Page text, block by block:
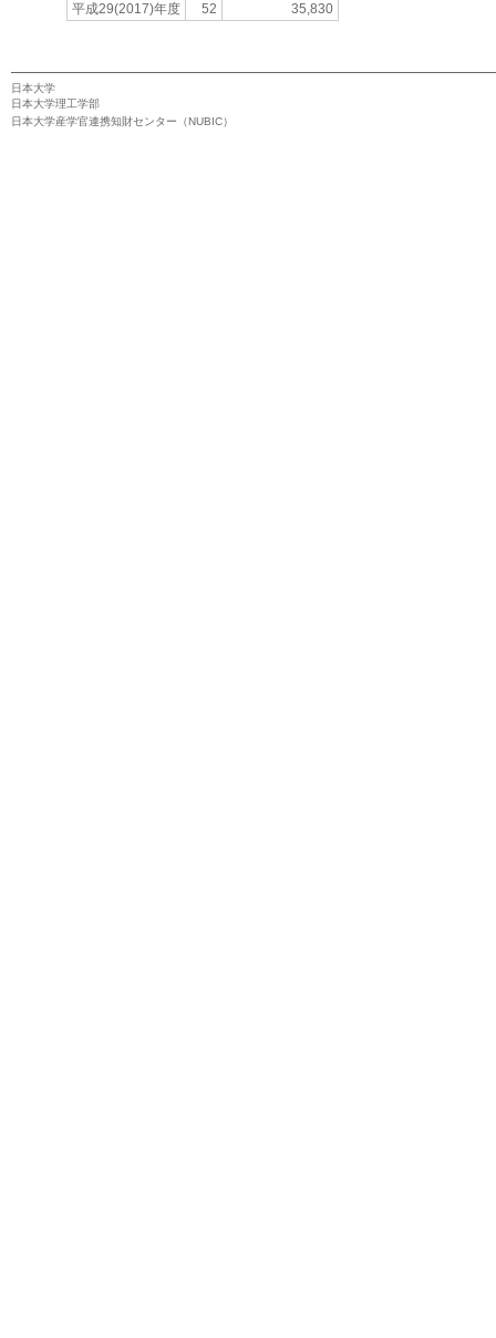
平成29(2017)年度
52 35,830
日本大学
日本大学理工学部
日本大学産学官連携知財センター（NUBIC）